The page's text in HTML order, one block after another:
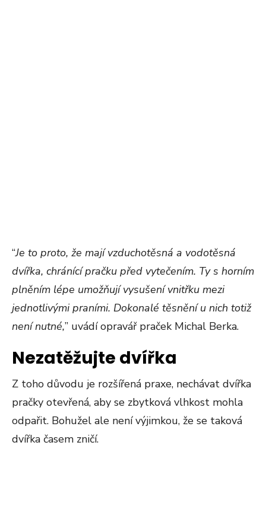
“Je to proto, že mají vzduchotěsná a vodotěsná
dvířka, chránící pračku před vytečením. Ty s horním
plněním lépe umožňují vysušení vnitřku mezi
jednotlivými praními. Dokonalé těsnění u nich totiž
není nutné,” uvádí opravář praček Michal Berka.
Nezatěžujte dvířka
Z toho důvodu je rozšířená praxe, nechávat dvířka
pračky otevřená, aby se zbytková vlhkost mohla
odpařit. Bohužel ale není výjimkou, že se taková
dvířka časem zničí.